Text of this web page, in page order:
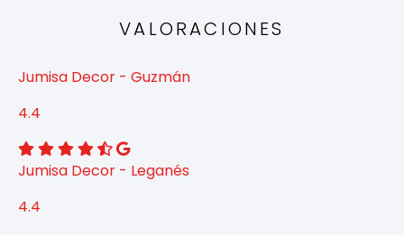
VALORACIONES
Jumisa Decor - Guzmán
4.4
Jumisa Decor - Leganés
4.4